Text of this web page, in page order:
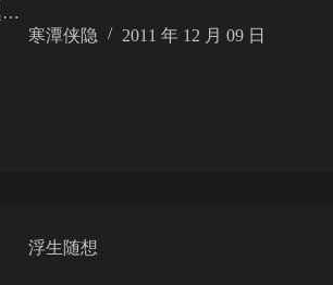
…
寒潭侠隐
2011 年 12 月 09 日
浮生随想